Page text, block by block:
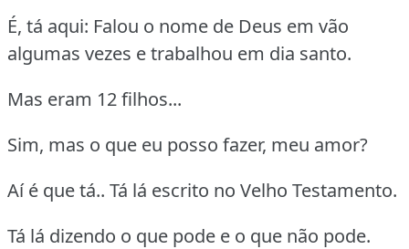
É, tá aqui: Falou o nome de Deus em vão
algumas vezes e trabalhou em dia santo.
Mas eram 12 filhos...
Sim, mas o que eu posso fazer, meu amor?
Aí é que tá.. Tá lá escrito no Velho Testamento.
Tá lá dizendo o que pode e o que não pode.